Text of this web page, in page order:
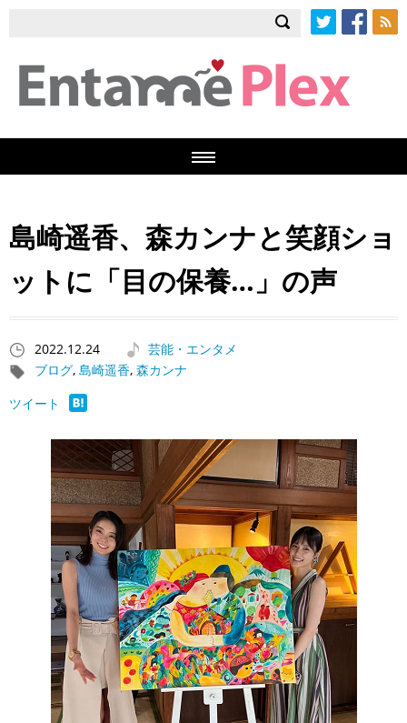
島崎遥香、森カンナと笑顔ショ
ットに「目の保養…」の声
2022.12.24
芸能・エンタメ
ブログ, 島崎遥香, 森カンナ
ツイート